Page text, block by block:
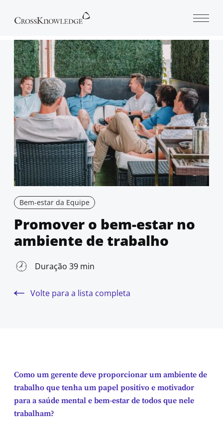
Bem-estar da Equipe
Promover o bem-estar no
ambiente de trabalho
Duração 39 min
Volte para a lista completa
Como um gerente deve proporcionar um ambiente de
trabalho que tenha um papel positivo e motivador
para a saúde mental e bem-estar de todos que nele
trabalham?